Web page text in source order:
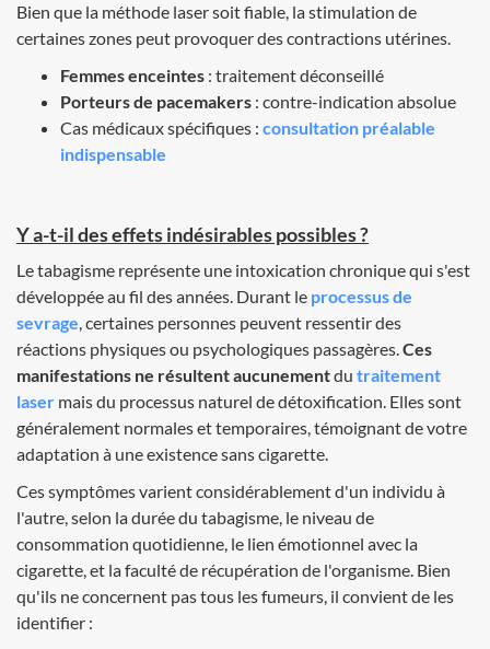
Bien que la méthode laser soit fiable, la stimulation de
certaines zones peut provoquer des contractions utérines.
Femmes enceintes : traitement déconseillé
Porteurs de pacemakers : contre-indication absolue
Cas médicaux spécifiques : consultation préalable
indispensable
Y a-t-il des effets indésirables possibles ?
Le tabagisme représente une intoxication chronique qui s'est
développée au fil des années. Durant le processus de
sevrage, certaines personnes peuvent ressentir des
réactions physiques ou psychologiques passagères.Ces
manifestations ne résultent aucunementdu traitement
laser mais du processus naturel de détoxification. Elles sont
généralement normales et temporaires, témoignant de votre
adaptation à une existence sans cigarette.
Ces symptômes varient considérablement d'un individu à
l'autre, selon la durée du tabagisme, le niveau de
consommation quotidienne, le lien émotionnel avec la
cigarette, et la faculté de récupération de l'organisme. Bien
qu'ils ne concernent pas tous les fumeurs, il convient de les
identifier :